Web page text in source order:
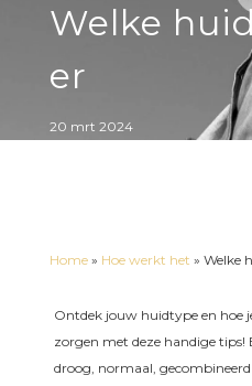
Welke
er
20 mrt 2024
Home» Hoe werkt het » Welke
Ontdek jouw huidtype en hoe
zorgen met deze handige tips!
droog, normaal,